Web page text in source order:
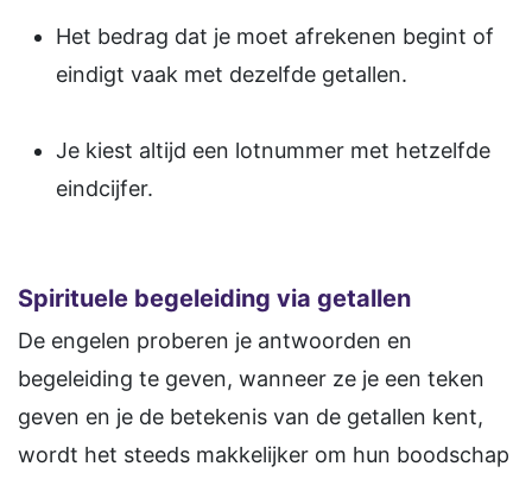
Het bedrag dat je moet afrekenen begint of
eindigt vaak met dezelfde getallen.
Je kiest altijd een lotnummer met hetzelfde
eindcijfer.
Spirituele begeleiding via getallen
De engelen proberen je antwoorden en
begeleiding te geven, wanneer ze je een teken
geven en je de betekenis van de getallen kent,
wordt het steeds makkelijker om hun boodschap